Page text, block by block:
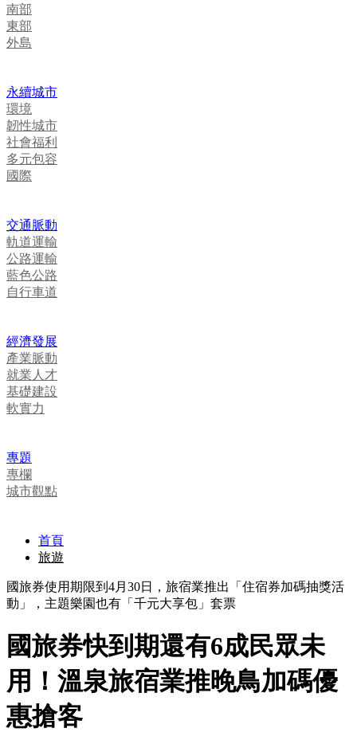
南部
東部
外島
永續城市
環境
韌性城市
社會福利
多元包容
國際
交通脈動
軌道運輸
公路運輸
藍色公路
自行車道
經濟發展
產業脈動
就業人才
基礎建設
軟實力
專題
專欄
城市觀點
首頁
旅遊
國旅券使用期限到4月30日，旅宿業推出「住宿券加碼抽獎活
動」，主題樂園也有「千元大享包」套票
國旅券快到期還有6成民眾未
用！溫泉旅宿業推晚鳥加碼優
惠搶客